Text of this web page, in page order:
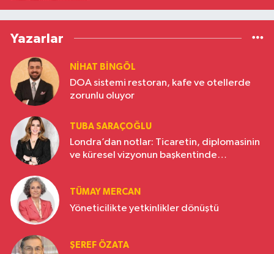
Yazarlar
NIHAT BINGÖL
DOA sistemi restoran, kafe ve otellerde
zorunlu oluyor
TUBA SARAÇOĞLU
Londra’dan notlar: Ticaretin, diplomasinin
ve küresel vizyonun başkentinde
TÜMAY MERCAN
Yöneticilikte yetkinlikler dönüştü
ŞEREF ÖZATA